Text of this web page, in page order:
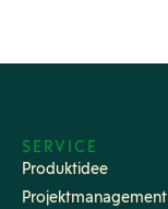
SERVICE
Produktidee
Projektmanagement